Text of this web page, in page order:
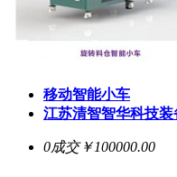
移动智能小车
江苏清智智华科技装
0成交￥100000.00